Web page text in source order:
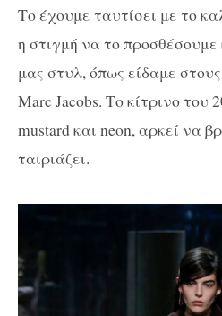
Το έχουμε ταυτίσει με το
η στιγμή να το προσθέσουμε
μας στυλ, όπως είδαμε στους
Marc Jacobs. Το κίτρινο του
mustard και neon, αρκεί να
ταιριάζει.